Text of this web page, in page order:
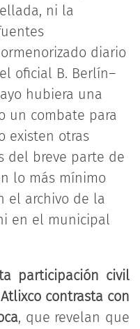
ni la
diario
oficial B. Berlín–
hubiera una
un combate para
existen otras
del breve parte de
lo más mínimo
el archivo de la
en el municipal
participación civil
contrasta con
, que revelan que